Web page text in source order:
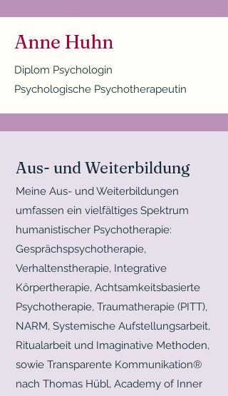
Anne Huhn
Diplom Psychologin
Psychologische Psychotherapeutin
Aus- und Weiterbildung
Meine Aus- und Weiterbildungen
umfassen ein vielfältiges Spektrum
humanistischer Psychotherapie:
Gesprächspsychotherapie,
Verhaltenstherapie, Integrative
Körpertherapie, Achtsamkeitsbasierte
Psychotherapie, Traumatherapie (PITT),
NARM, Systemische Aufstellungsarbeit,
Ritualarbeit und Imaginative Methoden,
sowie Transparente Kommunikation®
nach Thomas Hübl, Academy of Inner